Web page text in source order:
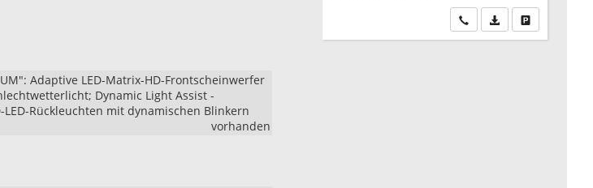
Adaptive LED-Matrix-HD-Frontscheinwerfer
Dynamic Light Assist -
Rückleuchten mit dynamischen Blinkern
vorhanden
Wir rufen Sie an
PDF-Datei,Drucken,